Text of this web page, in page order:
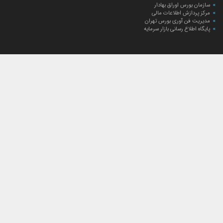
سازمان بورس اوراق بهادار
مرکز پردازش اطلاعات مالی
مدیریت فن آوری بورس تهران
پایگاه اطلاع رسانی بازار سرمایه
ارتباط با صندوق